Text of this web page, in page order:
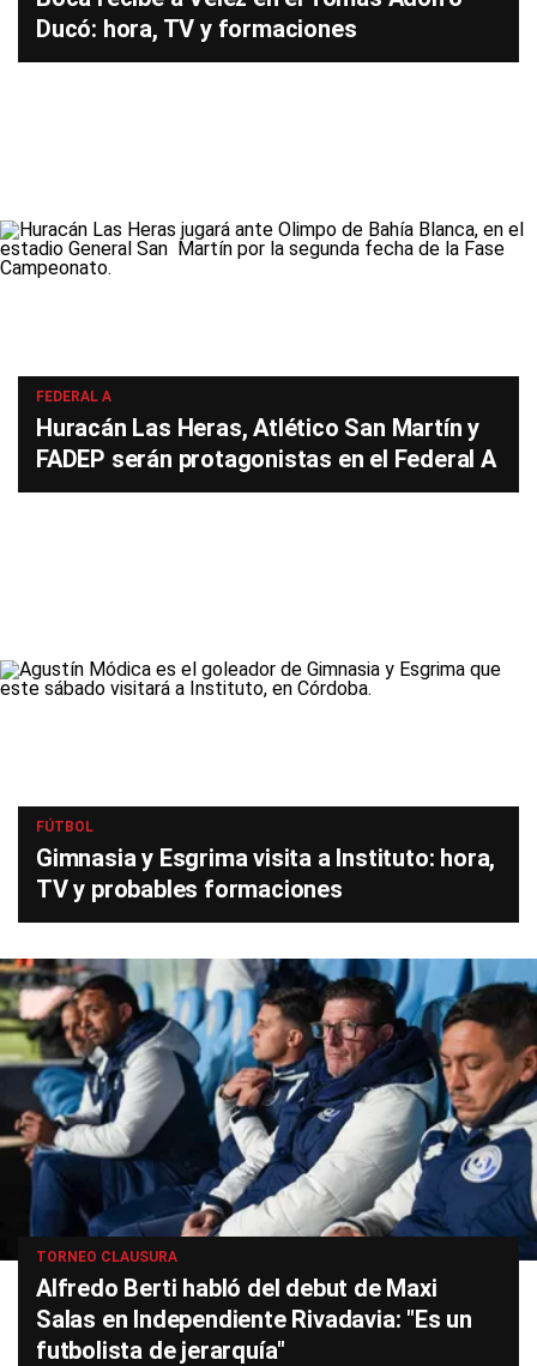
Ducó: hora, TV y formaciones
FEDERAL A
Huracán Las Heras, Atlético San Martín y
FADEP serán protagonistas en el Federal A
FÚTBOL
Gimnasia y Esgrima visita a Instituto: hora,
TV y probables formaciones
TORNEO CLAUSURA
Alfredo Berti habló del debut de Maxi
Salas en Independiente Rivadavia: "Es un
futbolista de jerarquía"